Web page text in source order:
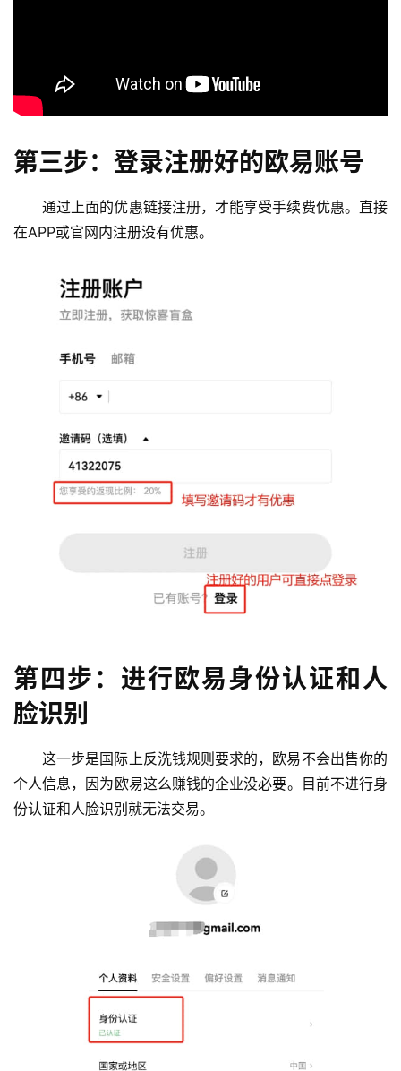
第三步：登录注册好的欧易账号
通过上面的优惠链接注册，才能享受手续费优惠。直接
在APP或官网内注册没有优惠。
第四步：进行欧易身份认证和人
脸识别
这一步是国际上反洗钱规则要求的，欧易不会出售你的
个人信息，因为欧易这么赚钱的企业没必要。目前不进行身
份认证和人脸识别就无法交易。